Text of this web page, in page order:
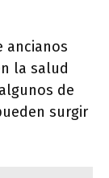
ancianos
la salud
de
surgir